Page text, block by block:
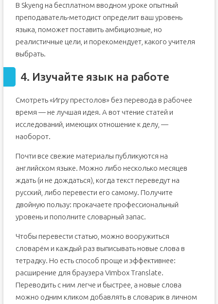
В Skyeng на бесплатном вводном уроке опытный
преподаватель-методист определит ваш уровень
языка, поможет поставить амбициозные, но
реалистичные цели, и порекомендует, какого учителя
выбрать.
4. Изучайте язык на работе
Смотреть «Игру престолов» без перевода в рабочее
время — не лучшая идея. А вот чтение статей и
исследований, имеющих отношение к делу, —
наоборот.
Почти все свежие материалы публикуются на
английском языке. Можно либо несколько месяцев
ждать (и не дождаться), когда текст переведут на
русский, либо перевести его самому. Получите
двойную пользу: прокачаете профессиональный
уровень и пополните словарный запас.
Чтобы перевести статью, можно вооружиться
словарём и каждый раз выписывать новые слова в
тетрадку. Но есть способ проще и эффективнее:
расширение для браузера Vimbox Translate.
Переводить с ним легче и быстрее, а новые слова
можно одним кликом добавлять в словарик в личном